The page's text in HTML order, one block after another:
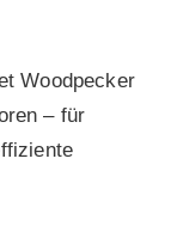
Woodpecker
– für